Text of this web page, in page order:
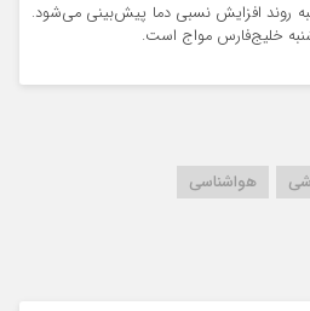
روند افزایش نسبی دما پیش‌بینی می‌شود.
خلیج‌فارس مواج است.
هواشناسی